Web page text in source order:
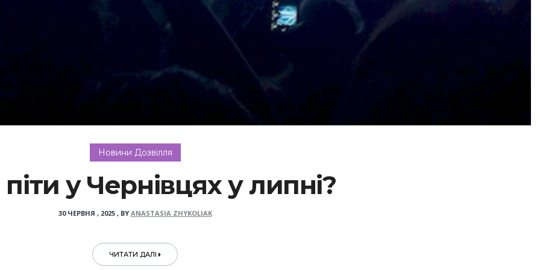
Новини Дозвілля
у Чернівцях у липні?
30 ЧЕРВНЯ , 2025, BY ANASTASIA ZHYKOLIAK
ЧИТАТИ ДАЛІ